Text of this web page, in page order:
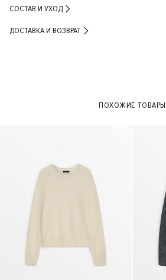
СОСТАВ И УХОД
ДОСТАВКА И ВОЗВРАТ
ПОХОЖИЕ ТОВАРЫ